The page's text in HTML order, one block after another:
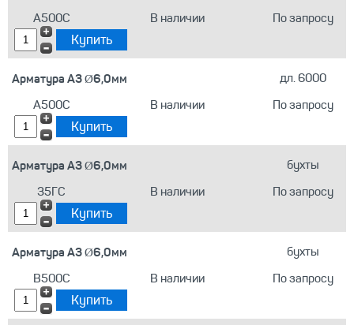
А500С
В наличии По запросу
Арматура А3 Ø6,0мм
дл. 6000
А500С
В наличии По запросу
Арматура А3 Ø6,0мм
бухты
35ГС
В наличии По запросу
Арматура А3 Ø6,0мм
бухты
В500С
В наличии По запросу